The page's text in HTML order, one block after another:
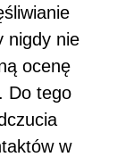
nigdy nie
ocenę
Do tego
w